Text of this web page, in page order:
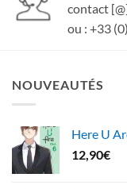
contact
ou : +33
NOUVEAUTÉS
Here U
12,90€